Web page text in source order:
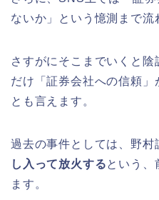
ないか」という憶測まで流
さすがにそこまでいくと
だけ「証券会社への信頼
とも言えます。
過去の事件としては、野村
し入って放火するという、
ます。